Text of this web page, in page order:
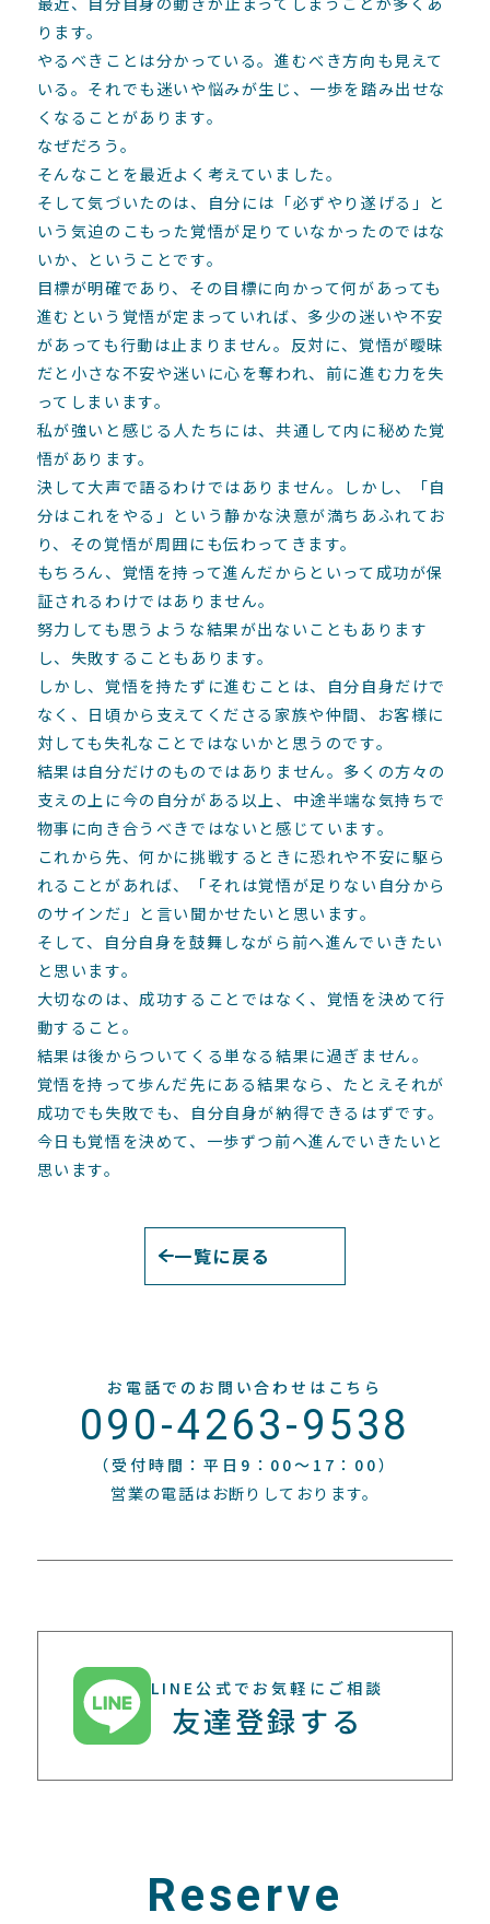
ります。
やるべきことは分かっている。進むべき方向も見えて
いる。それでも迷いや悩みが生じ、一歩を踏み出せな
くなることがあります。
なぜだろう。
そんなことを最近よく考えていました。
そして気づいたのは、自分には「必ずやり遂げる」と
いう気迫のこもった覚悟が足りていなかったのではな
いか、ということです。
目標が明確であり、その目標に向かって何があっても
進むという覚悟が定まっていれば、多少の迷いや不安
があっても行動は止まりません。反対に、覚悟が曖昧
だと小さな不安や迷いに心を奪われ、前に進む力を失
ってしまいます。
私が強いと感じる人たちには、共通して内に秘めた覚
悟があります。
決して大声で語るわけではありません。しかし、「自
分はこれをやる」という静かな決意が満ちあふれてお
り、その覚悟が周囲にも伝わってきます。
もちろん、覚悟を持って進んだからといって成功が保
証されるわけではありません。
努力しても思うような結果が出ないこともあります
し、失敗することもあります。
しかし、覚悟を持たずに進むことは、自分自身だけで
なく、日頃から支えてくださる家族や仲間、お客様に
対しても失礼なことではないかと思うのです。
結果は自分だけのものではありません。多くの方々の
支えの上に今の自分がある以上、中途半端な気持ちで
物事に向き合うべきではないと感じています。
これから先、何かに挑戦するときに恐れや不安に駆ら
れることがあれば、「それは覚悟が足りない自分から
のサインだ」と言い聞かせたいと思います。
そして、自分自身を鼓舞しながら前へ進んでいきたい
と思います。
大切なのは、成功することではなく、覚悟を決めて行
動すること。
結果は後からついてくる単なる結果に過ぎません。
覚悟を持って歩んだ先にある結果なら、たとえそれが
成功でも失敗でも、自分自身が納得できるはずです。
今日も覚悟を決めて、一歩ずつ前へ進んでいきたいと
思います。
一覧に戻る
お電話でのお問い合わせはこちら
090-4263-9538
（受付時間：平日9：00〜17：00）
営業の電話はお断りしております。
LINE公式でお気軽にご相談
友達登録する
Reserve